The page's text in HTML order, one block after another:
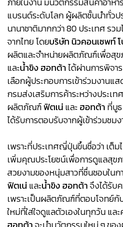
แบรนด์ระดับโลก ผู้ผลิตชั้นนำทั่ว
นานาชาติมากกว่า 80 ประเทศ รว
จากไทย โดยบริษัท นิวคอนเซพท์
ผลิตและจำหน่ายผลิตภัณฑ์เพื่อสุข
และน้ำขิง ฮอทต้าได้ผ่านการพิจ
เลือกผู้ประกอบการเข้าร่วมงานแ
กรมส่งเสริมการค้าระหว่างประเท
ผลิตภัณฑ์ฟิตเน่ และ ฮอทต้า ที่บู
ได้รับการตอบรับจากผู้เข้าร่วมชม
เพราะที่ประเทศญี่ปุ่นขึ้นชื่อว่า เต็
เพิ่มคุณประโยชน์เพื่อการดูแลสุข
สวยงามของหนุ่มสาวที่ชื่นชอบใน
ฟิตเน่ และน้ำขิง ฮอทต้าจึงได้รับ
เพราะเป็นผลิตภัณฑ์ที่ตอบโจทย์
ใหม่ที่ใส่ใจดูแลตัวเองในทุกวัน แล